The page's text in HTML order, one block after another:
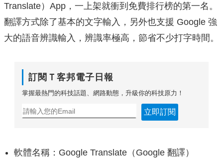
Translate）App，一上架就衝到免費排行榜的第一名。
翻譯方式除了基本的文字輸入，另外也支援 Google 強
大的語音辨識輸入，辨識率極高，節省不少打字時間。
訂閱Ｔ客邦電子日報
掌握最熱門的科技話題、網路動態，升級你的科技原力！
立即訂閱
軟體名稱：Google Translate（Google 翻譯）